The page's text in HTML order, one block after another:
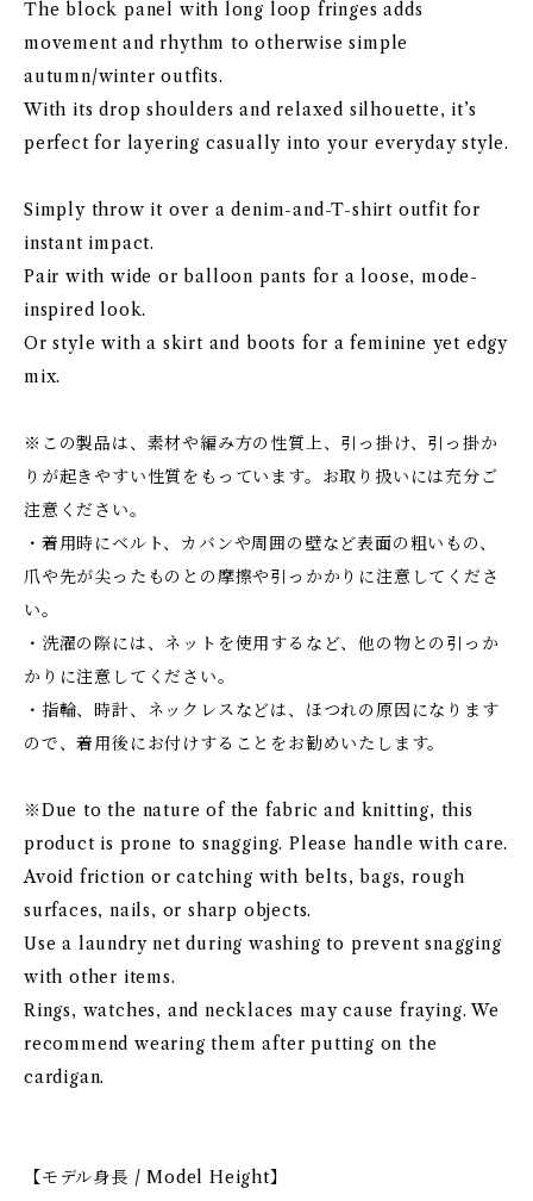
The block panel with long loop fringes adds
movement and rhythm to otherwise simple
autumn/winter outfits.
With its drop shoulders and relaxed silhouette, it’s
perfect for layering casually into your everyday style.
Simply throw it over a denim-and-T-shirt outfit for
instant impact.
Pair with wide or balloon pants for a loose, mode-
inspired look.
Or style with a skirt and boots for a feminine yet edgy
mix.
※この製品は、素材や編み方の性質上、引っ掛け、引っ掛か
りが起きやすい性質をもっています。お取り扱いには充分ご
注意ください。
・着用時にベルト、カバンや周囲の壁など表面の粗いもの、
爪や先が尖ったものとの摩擦や引っかかりに注意してくださ
い。
・洗濯の際には、ネットを使用するなど、他の物との引っか
かりに注意してください。
・指輪、時計、ネックレスなどは、ほつれの原因になります
ので、着用後にお付けすることをお勧めいたします。
※Due to the nature of the fabric and knitting, this
product is prone to snagging. Please handle with care.
Avoid friction or catching with belts, bags, rough
surfaces, nails, or sharp objects.
Use a laundry net during washing to prevent snagging
with other items.
Rings, watches, and necklaces may cause fraying. We
recommend wearing them after putting on the
cardigan.
【モデル身長 / Model Height】